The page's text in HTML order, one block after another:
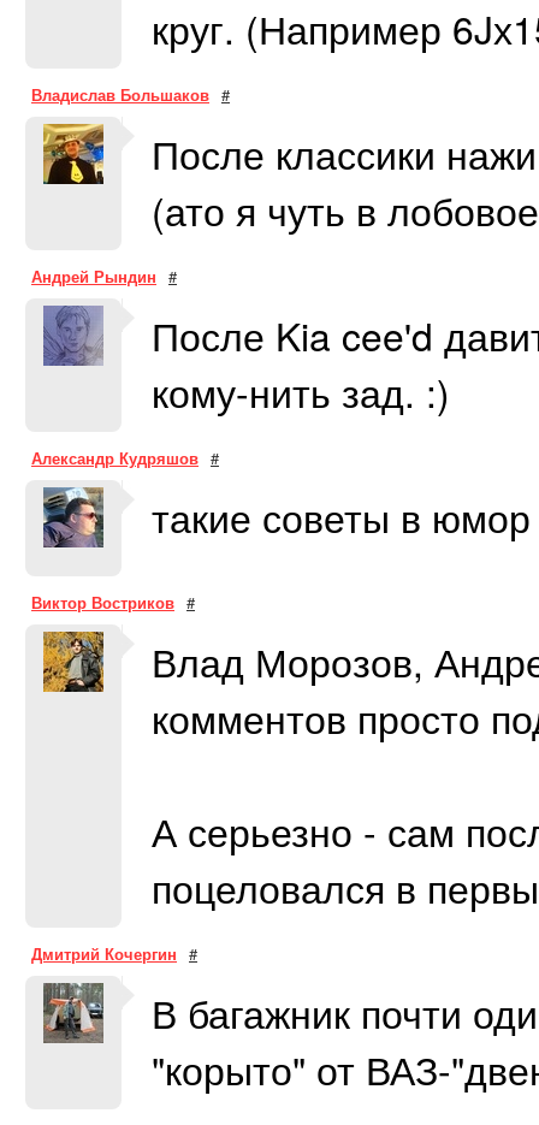
круг. (Например
Владислав Большаков #
После классики
(ато я чуть в
Андрей Рындин #
После Kia cee'd
кому-нить зад. :)
Александр Кудряшов #
такие советы в
Виктор Востриков #
Влад Морозов,
комментов просто
А серьезно - сам
поцеловался в
Дмитрий Кочергин #
В багажник почти
"корыто" от ВАЗ-